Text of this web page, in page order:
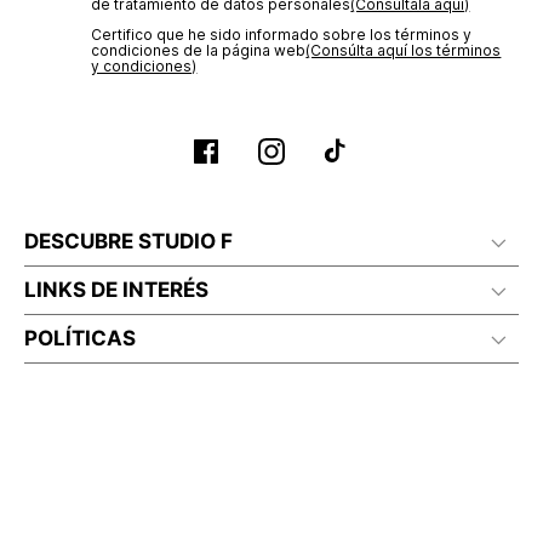
de tratamiento de datos personales‎(Consúltala aquí)
Certifico que he sido informado sobre los términos y
condiciones de la página web‎(Consúlta aquí los términos
y condiciones)
DESCUBRE STUDIO F
LINKS DE INTERÉS
POLÍTICAS